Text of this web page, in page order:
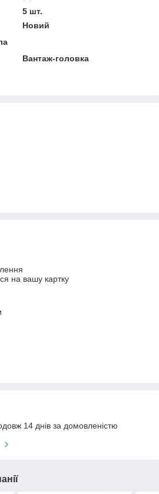
5 шт.
Новий
Вантаж-головка
на вашу картку
14 днів за домовленістю